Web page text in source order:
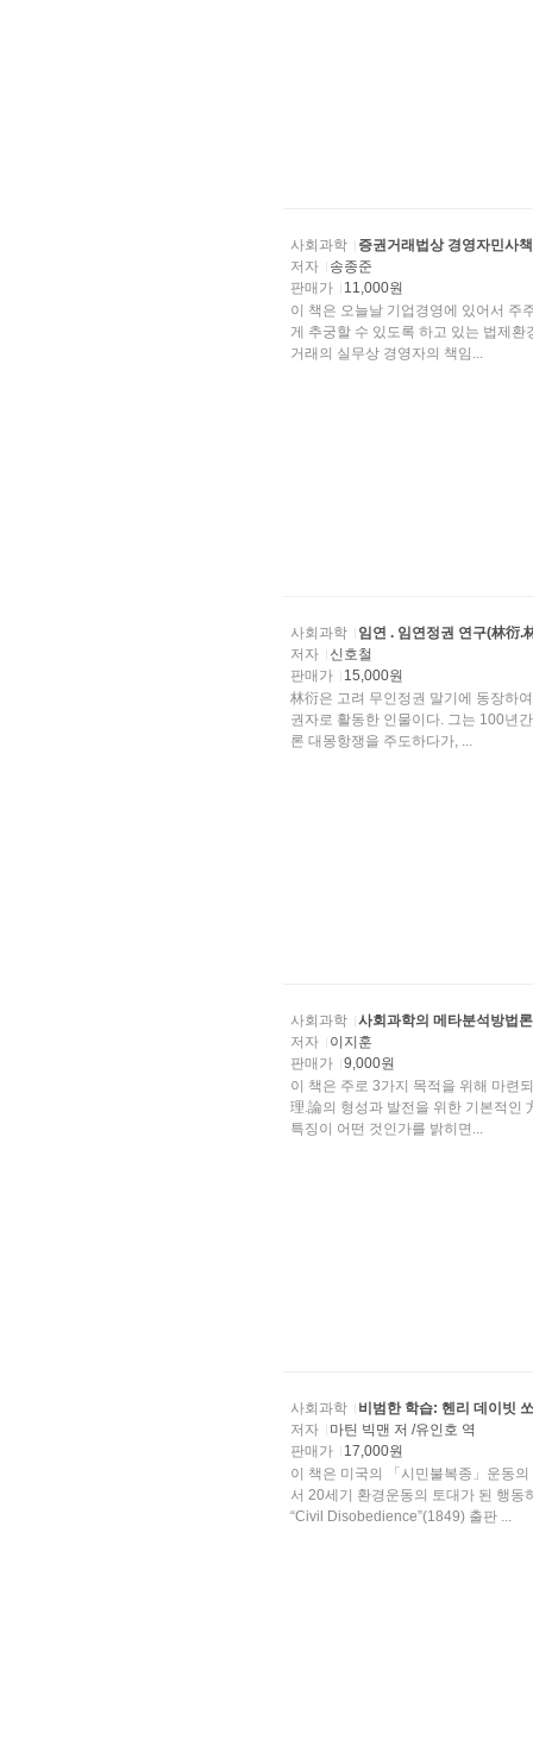
사회과학
증권거래법상 경영자민사
저자
송종준
판매가
11,000원
이 책은 오늘날 기업경영에 있어서 주
게 추궁할 수 있도록 하고 있는 법제환경의 일반적인 변화를 수용한 이론적 연구로서, 앞으로 증권
거래의 실무상 경영자의 책임...
사회과학
임연 . 임연정권 연구(林衍.
저자
신호철
판매가
15,000원
林衍은 고려 무인정권 말기에 동장하여 1년 반의 짧은 기간
권자로 활동한 인물이다. 그는 100년
론 대몽항쟁을 주도하다가, ...
사회과학
사회과학의 메타분석방법론
저자
이지훈
판매가
9,000원
이 책은 주로 3가지 목적을 위해 마련
理.論의 형성과 발전을 위한 기본적인 方法論的 士臺를 제공하는 것이다. 따라서 사회과학이 갖는
특징이 어떤 것인가를 밝히면...
사회과학
비범한 학습: 헨리 데이빗
저자
마틴 빅맨 저 /유인호 역
판매가
17,000원
이 책은 미국의 「시민불복종」운동
서 20세기 환경운동의 토대가 된 행동하는 지성이었던 Henry David Thoreau(1817-
“Civil Disobedience”(1849) 출판 ...